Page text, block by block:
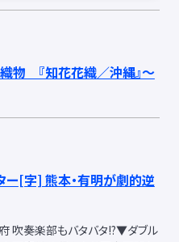
物 『知花花織／沖縄』〜
ー[字] 熊本・有明が劇的逆
吹奏楽部もバタバタ!?▼ダブル